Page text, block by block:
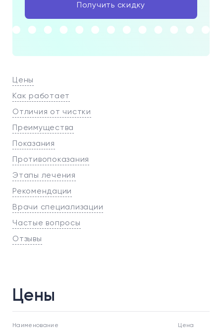
Цены
Как работает
Отличия от чистки
Преимущества
Показания
Противопоказания
Этапы лечения
Рекомендации
Врачи специализации
Частые вопросы
Отзывы
Получить скидку
Цены
Наименование Цена